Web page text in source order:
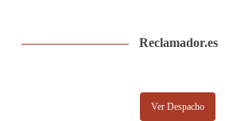
Reclamador.es
Ver Despacho